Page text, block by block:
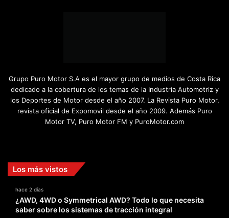
Grupo Puro Motor S.A es el mayor grupo de medios de Costa Rica
dedicado a la cobertura de los temas de la Industria Automotriz y
los Deportes de Motor desde el año 2007. La Revista Puro Motor,
revista oficial de Expomovil desde el año 2009. Además Puro
Motor TV, Puro Motor FM y PuroMotor.com
Los más vistos
hace 2 días
¿AWD, 4WD o Symmetrical AWD? Todo lo que necesita
saber sobre los sistemas de tracción integral